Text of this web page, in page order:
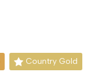
Country Gold